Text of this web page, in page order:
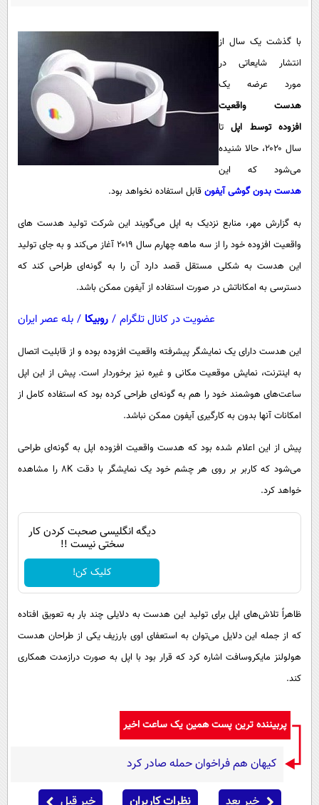
فناوری
حوادث
محیط زیست
فرهنگی
بین الملل
اجتماعی
حیات وحش
سیاست خارجی
روانشناسی
دانلود
با گذشت یک سال از
انتشار شایعاتی در
مورد عرضه یک
هدست واقعیت
افزوده توسط اپلتا
سال ۲۰۲۰، حالا شنیده
می‌شود که این
هدست بدون گوشی آیفونقابل استفاده نخواهد بود.
به گزارش مهر، منابع نزدیک به اپل می‌گویند این شرکت تولید هدست های
واقعیت افزوده خود را از سه ماهه چهارم سال ۲۰۱۹ آغاز می‌کند و به جای تولید
این هدست به شکلی مستقل قصد دارد آن را به گونه‌ای طراحی کند که
دسترسی به امکاناتش در صورت استفاده از آیفون ممکن باشد.
عضویت در کانال تلگرام / روبیکا / بله عصر ایران
این هدست دارای یک نمایشگر پیشرفته واقعیت افزوده بوده و از قابلیت اتصال
به اینترنت، نمایش موقعیت مکانی و غیره نیز برخوردار است. پیش از این اپل
ساعت‌های هوشمند خود را هم به گونه‌ای طراحی کرده بود که استفاده کامل از
امکانات آنها بدون به کارگیری آیفون ممکن نباشد.
پیش از این اعلام شده بود که هدست واقعیت افزوده اپل به گونه‌ای طراحی
می‌شود که کاربر بر روی هر چشم خود یک نمایشگر با دقت ۸K را مشاهده
خواهد کرد.
دیگه انگلیسی صحبت کردن کار
سختی نیست !!
کلیک کن!
ظاهراً تلاش‌های اپل برای تولید این هدست به دلایلی چند بار به تعویق افتاده
که از جمله این دلایل می‌توان به استعفای اوی بارزیف یکی از طراحان هدست
هولولنز مایکروسافت اشاره کرد که قرار بود با اپل به صورت درازمدت همکاری
کند.
پربیننده ترین پست همین یک ساعت اخیر
کیهان هم فراخوان حمله صادر کرد